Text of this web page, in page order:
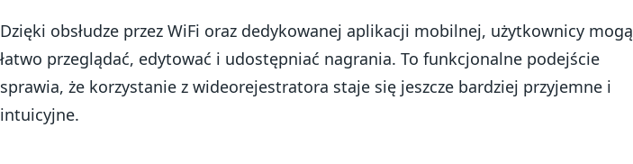
Dzięki obsłudze przez WiFi oraz dedykowanej aplikacji mobilnej, użytkownicy mogą
łatwo przeglądać, edytować i udostępniać nagrania. To funkcjonalne podejście
sprawia, że korzystanie z wideorejestratora staje się jeszcze bardziej przyjemne i
intuicyjne.